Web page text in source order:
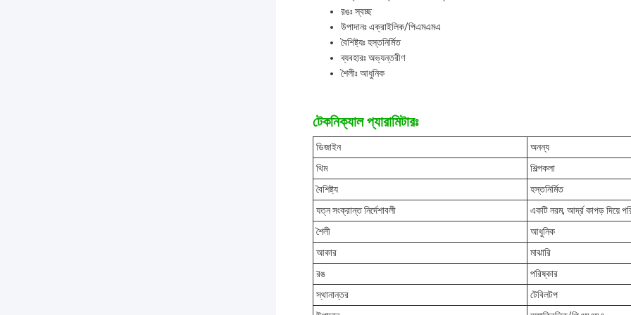
রঙঃ স্বচ্ছ
উপাদানঃ এক্রাইলিক/পিএমএমএ
বৈশিষ্ট্যঃ হস্তনির্মিত
ব্যবহারঃ অভ্যন্তরীণ
শৈলীঃ আধুনিক
টেকনিক্যাল প্যারামিটারঃ
ডিজাইন
অনন্য
থিম
শিল্পকলা
বৈশিষ্ট্য
হস্তনির্মিত
যত্ন সংক্রান্ত নির্দেশাবলী
একটি নরম, আর্দ্র কাপড় দিয়ে
শৈলী
আধুনিক
আকার
মাঝারি
রঙ
পরিষ্কার
স্থানান্তর
টেবিলটপ